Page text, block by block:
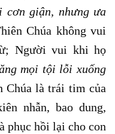
giận, nhưng ưa
Chúa không vui
Người vui khi họ
mọi tội lỗi xuống
Chúa là trái tim của
nhẫn, bao dung,
phục hồi lại cho con